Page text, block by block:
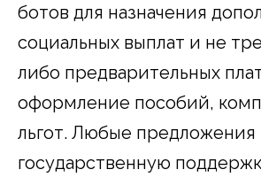
ботов для назначения
социальных выплат и не
либо предварительных
оформление пособий,
льгот. Любые предложения
государственную